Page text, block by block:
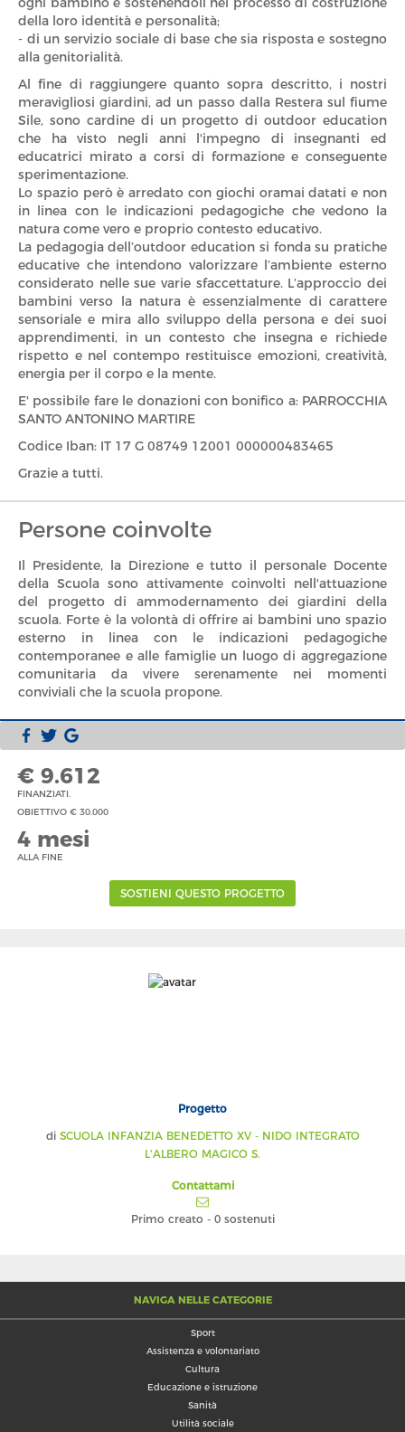
della loro identità e personalità;
- di un servizio sociale di base che sia risposta e sostegno
alla genitorialità.
Al fine di raggiungere quanto sopra descritto, i nostri
meravigliosi giardini, ad un passo dalla Restera sul fiume
Sile, sono cardine di un progetto di outdoor education
che ha visto negli anni l'impegno di insegnanti ed
educatrici mirato a corsi di formazione e conseguente
sperimentazione.
Lo spazio però è arredato con giochi oramai datati e non
in linea con le indicazioni pedagogiche che vedono la
natura come vero e proprio contesto educativo.
La pedagogia dell’outdoor education si fonda su pratiche
educative che intendono valorizzare l’ambiente esterno
considerato nelle sue varie sfaccettature. L’approccio dei
bambini verso la natura è essenzialmente di carattere
sensoriale e mira allo sviluppo della persona e dei suoi
apprendimenti, in un contesto che insegna e richiede
rispetto e nel contempo restituisce emozioni, creatività,
energia per il corpo e la mente.
E' possibile fare le donazioni con bonifico a: PARROCCHIA
SANTO ANTONINO MARTIRE
Codice Iban: IT 17 G 08749 12001 000000483465
Grazie a tutti.
Persone coinvolte
Il Presidente, la Direzione e tutto il personale Docente
della Scuola sono attivamente coinvolti nell'attuazione
del progetto di ammodernamento dei giardini della
scuola. Forte è la volontà di offrire ai bambini uno spazio
esterno in linea con le indicazioni pedagogiche
contemporanee e alle famiglie un luogo di aggregazione
comunitaria da vivere serenamente nei momenti
conviviali che la scuola propone.
€ 9.612
FINANZIATI.
OBIETTIVO € 30.000
4 mesi
ALLA FINE
SOSTIENI QUESTO PROGETTO
Progetto
di SCUOLA INFANZIA BENEDETTO XV - NIDO INTEGRATO
L'ALBERO MAGICO S.
Contattami
Primo creato - 0 sostenuti
NAVIGA NELLE CATEGORIE
Sport
Assistenza e volontariato
Cultura
Educazione e istruzione
Sanità
Utilità sociale